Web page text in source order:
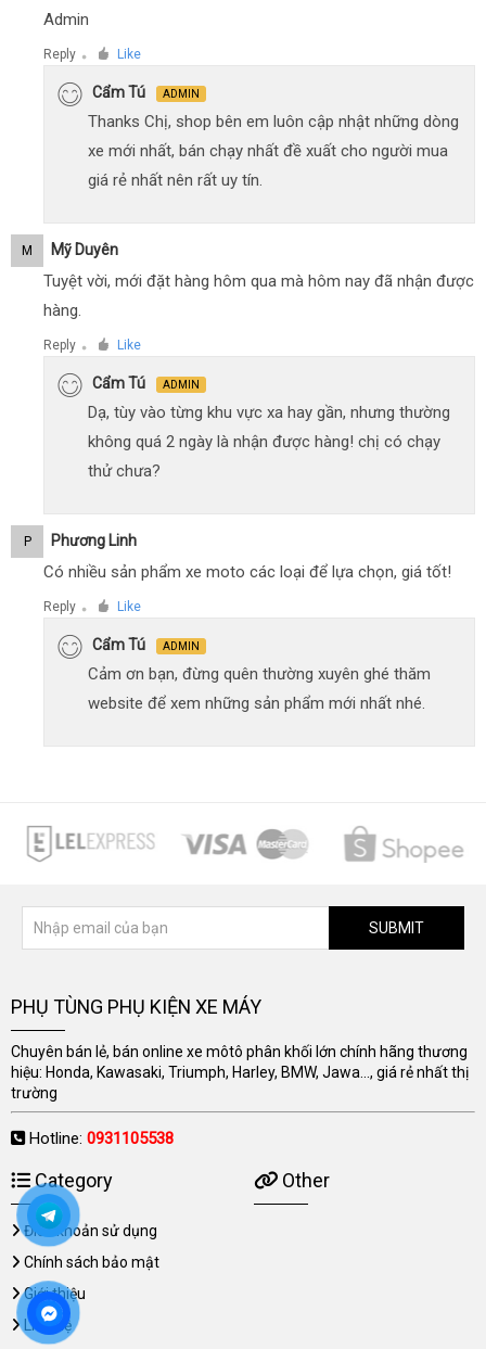
Admin
Reply ● Like
Cẩm Tú ADMIN
Thanks Chị, shop bên em luôn cập nhật những dòng
xe mới nhất, bán chạy nhất đề xuất cho người mua
giá rẻ nhất nên rất uy tín.
M Mỹ Duyên
Tuyệt vời, mới đặt hàng hôm qua mà hôm nay đã nhận được
hàng.
Reply ● Like
Cẩm Tú ADMIN
Dạ, tùy vào từng khu vực xa hay gần, nhưng thường
không quá 2 ngày là nhận được hàng! chị có chạy
thử chưa?
P Phương Linh
Có nhiều sản phẩm xe moto các loại để lựa chọn, giá tốt!
Reply ● Like
Cẩm Tú ADMIN
Cảm ơn bạn, đừng quên thường xuyên ghé thăm
website để xem những sản phẩm mới nhất nhé.
SUBMIT
PHỤ TÙNG PHỤ KIỆN XE MÁY
Chuyên bán lẻ, bán online xe môtô phân khối lớn chính hãng thương
hiệu: Honda, Kawasaki, Triumph, Harley, BMW, Jawa..., giá rẻ nhất thị
trường
Hotline: 0931105538
Category
Điều khoản sử dụng
Chính sách bảo mật
Giới thiệu
Liên hệ
Other